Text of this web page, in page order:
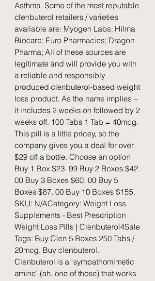
Asthma. Some of the most reputable
clenbuterol retailers / varieties
available are: Myogen Labs; Hilma
Biocare; Euro Pharmacies; Dragon
Pharma; All of these sources are
legitimate and will provide you with
a reliable and responsibly
produced clenbuterol-based weight
loss product. As the name implies –
it includes 2 weeks on followed by 2
weeks off. 100 Tabs 1 Tab = 40mcg.
This pill is a little pricey, so the
company gives you a deal for over
$29 off a bottle. Choose an option
Buy 1 Box $23. 99 Buy 2 Boxes $42.
00 Buy 3 Boxes $60. 00 Buy 5
Boxes $87. 00 Buy 10 Boxes $155.
SKU: N/ACategory: Weight Loss
Supplements - Best Prescription
Weight Loss Pills | Clenbuterol4Sale
Tags: Buy Clen 5 Boxes 250 Tabs /
20mcg, Buy clenbuterol.
Clenbuterol is a ‘sympathomimetic
amine’ (ah, one of those) that works